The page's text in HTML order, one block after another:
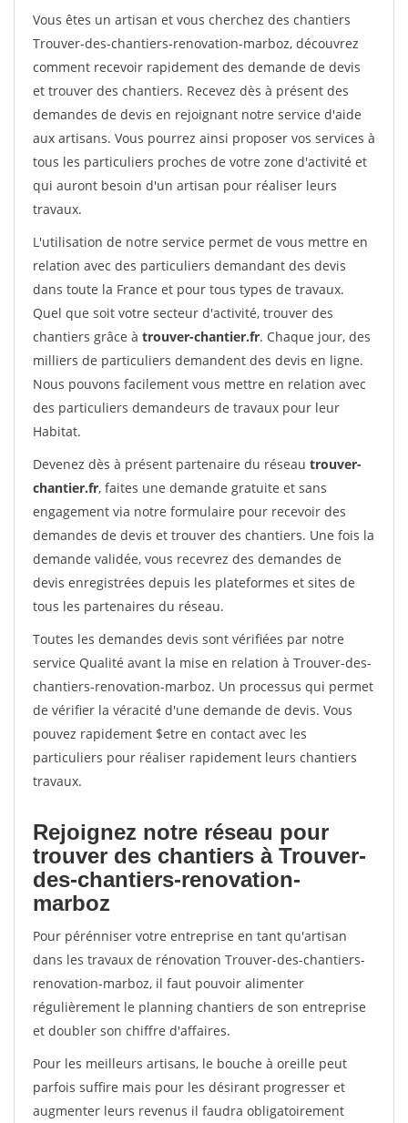
Vous êtes un artisan et vous cherchez des chantiers
Trouver-des-chantiers-renovation-marboz, découvrez
comment recevoir rapidement des demande de devis
et trouver des chantiers. Recevez dès à présent des
demandes de devis en rejoignant notre service d'aide
aux artisans. Vous pourrez ainsi proposer vos services à
tous les particuliers proches de votre zone d'activité et
qui auront besoin d'un artisan pour réaliser leurs
travaux.
L'utilisation de notre service permet de vous mettre en
relation avec des particuliers demandant des devis
dans toute la France et pour tous types de travaux.
Quel que soit votre secteur d'activité, trouver des
chantiers grâce à trouver-chantier.fr. Chaque jour, des
milliers de particuliers demandent des devis en ligne.
Nous pouvons facilement vous mettre en relation avec
des particuliers demandeurs de travaux pour leur
Habitat.
Devenez dès à présent partenaire du réseau trouver-
chantier.fr, faites une demande gratuite et sans
engagement via notre formulaire pour recevoir des
demandes de devis et trouver des chantiers. Une fois la
demande validée, vous recevrez des demandes de
devis enregistrées depuis les plateformes et sites de
tous les partenaires du réseau.
Toutes les demandes devis sont vérifiées par notre
service Qualité avant la mise en relation à Trouver-des-
chantiers-renovation-marboz. Un processus qui permet
de vérifier la véracité d'une demande de devis. Vous
pouvez rapidement $etre en contact avec les
particuliers pour réaliser rapidement leurs chantiers
travaux.
Rejoignez notre réseau pour
trouver des chantiers à Trouver-
des-chantiers-renovation-
marboz
Pour pérénniser votre entreprise en tant qu'artisan
dans les travaux de rénovation Trouver-des-chantiers-
renovation-marboz, il faut pouvoir alimenter
régulièrement le planning chantiers de son entreprise
et doubler son chiffre d'affaires.
Pour les meilleurs artisans, le bouche à oreille peut
parfois suffire mais pour les désirant progresser et
augmenter leurs revenus il faudra obligatoirement